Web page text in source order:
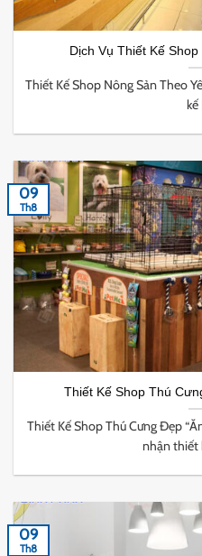
Dịch Vụ Thiết Kế
Thiết Kế Shop Nông Sản Theo
kế
Thiết Kế Shop Thú
Thiết Kế Shop Thú Cưng Đẹp
nhận thiết
09
Th8
09
Th8